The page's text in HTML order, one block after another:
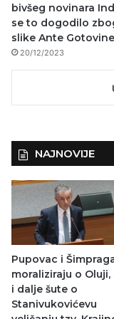
bivšeg novinara
se to dogodilo
slike Ante Gotovine
20/12/2023
NAJNOVIJE
Pupovac i
moraliziraju o Oluji,
i dalje šute o
Stanivukovićevu